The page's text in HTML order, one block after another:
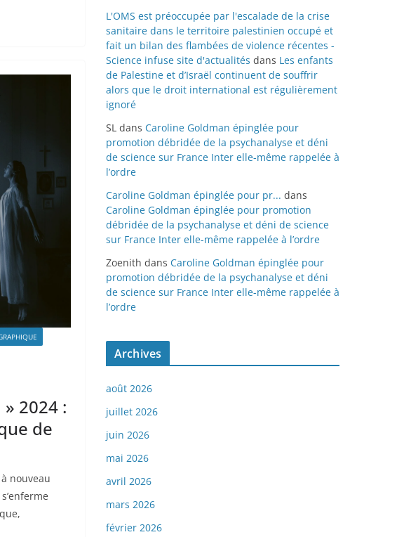
2024 :
de
nouveau
L'OMS est préoccupée par l'escalade de la crise
sanitaire dans le territoire palestinien occupé et
fait un bilan des flambées de violence récentes -
Science infuse site d'actualités dans Les enfants
de Palestine et d’Israël continuent de souffrir
alors que le droit international est régulièrement
ignoré
SL dans Caroline Goldman épinglée pour
promotion débridée de la psychanalyse et déni
de science sur France Inter elle-même rappelée à
l’ordre
Caroline Goldman épinglée pour pr... dans
Caroline Goldman épinglée pour promotion
débridée de la psychanalyse et déni de science
sur France Inter elle-même rappelée à l’ordre
Zoenith dans Caroline Goldman épinglée pour
promotion débridée de la psychanalyse et déni
de science sur France Inter elle-même rappelée à
l’ordre
Archives
août 2026
juillet 2026
juin 2026
mai 2026
avril 2026
mars 2026
février 2026